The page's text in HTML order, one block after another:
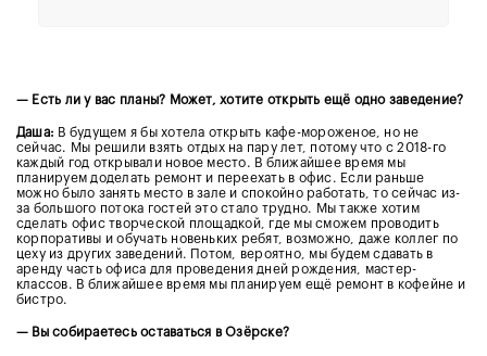
— Есть ли у вас планы? Может, хотите открыть ещё одно заведение?
Даша: В будущем я бы хотела открыть кафе-мороженое, но не
сейчас. Мы решили взять отдых на пару лет, потому что с 2018-го
каждый год открывали новое место. В ближайшее время мы
планируем доделать ремонт и переехать в офис. Если раньше
можно было занять место в зале и спокойно работать, то сейчас из-
за большого потока гостей это стало трудно. Мы также хотим
сделать офис творческой площадкой, где мы сможем проводить
корпоративы и обучать новеньких ребят, возможно, даже коллег по
цеху из других заведений. Потом, вероятно, мы будем сдавать в
аренду часть офиса для проведения дней рождения, мастер-
классов. В ближайшее время мы планируем ещё ремонт в кофейне и
бистро.
— Вы собираетесь оставаться в Озёрске?